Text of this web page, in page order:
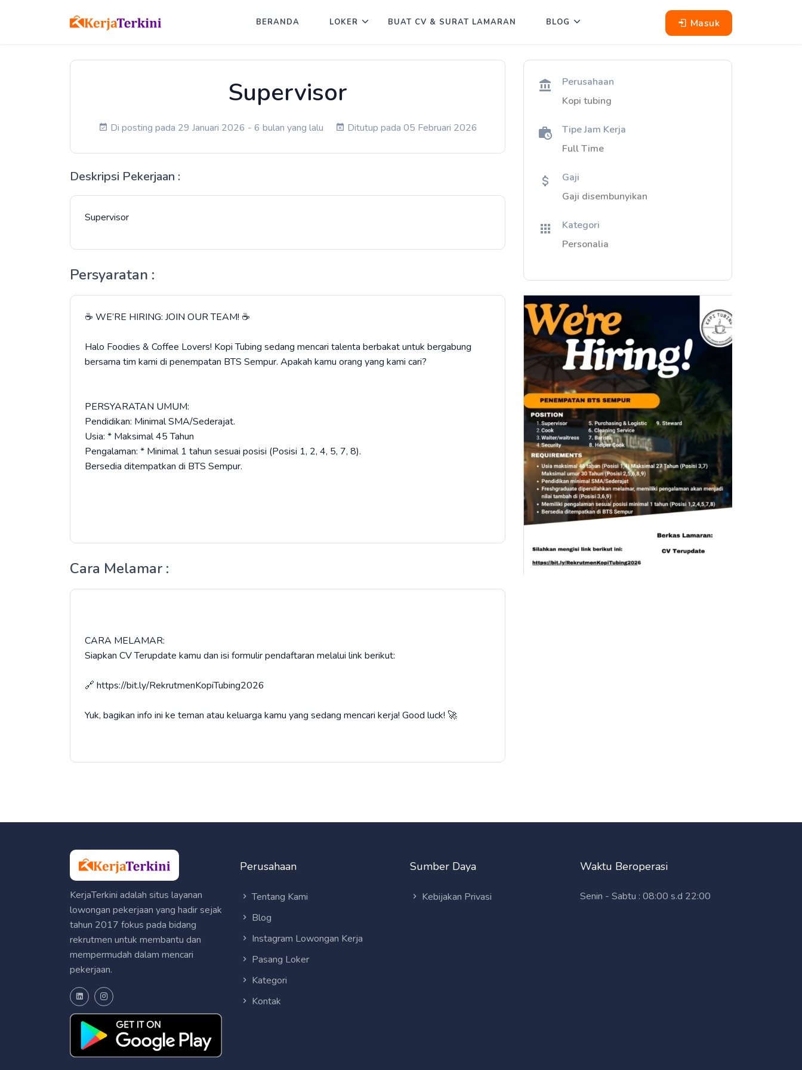
Masuk
BERANDA LOKER BUAT CV & SURAT LAMARAN BLOG
Supervisor
Di posting pada 29 Januari 2026 - 6 bulan yang lalu Ditutup pada 05 Februari 2026
Deskripsi Pekerjaan :
Supervisor
Persyaratan :
☕ WE’RE HIRING: JOIN OUR TEAM! ☕
​Halo Foodies & Coffee Lovers! Kopi Tubing sedang mencari talenta berbakat untuk bergabung
bersama tim kami di penempatan BTS Sempur. Apakah kamu orang yang kami cari?
​PERSYARATAN UMUM:
​Pendidikan: Minimal SMA/Sederajat.
​Usia: * Maksimal 45 Tahun
​Pengalaman: * Minimal 1 tahun sesuai posisi (Posisi 1, 2, 4, 5, 7, 8).
​Bersedia ditempatkan di BTS Sempur.
Cara Melamar :
​CARA MELAMAR:
​Siapkan CV Terupdate kamu dan isi formulir pendaftaran melalui link berikut:
🔗 https://bit.ly/RekrutmenKopiTubing2026
​Yuk, bagikan info ini ke teman atau keluarga kamu yang sedang mencari kerja! Good luck! 🚀
Perusahaan
Kopi tubing
Tipe Jam Kerja
Full Time
Gaji
Gaji disembunyikan
Kategori
Personalia
KerjaTerkini adalah situs layanan
lowongan pekerjaan yang hadir sejak
tahun 2017 fokus pada bidang
rekrutmen untuk membantu dan
mempermudah dalam mencari
pekerjaan.
Perusahaan
Tentang Kami
Blog
Instagram Lowongan Kerja
Pasang Loker
Kategori
Kontak
Sumber Daya
Kebijakan Privasi
Waktu Beroperasi
Senin - Sabtu : 08:00 s.d 22:00